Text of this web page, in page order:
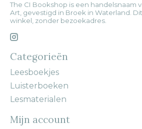
The CI Bookshop is een handelsnaam
Art, gevestigd in Broek in Waterland.
winkel, zonder bezoekadres.
Categorieën
Leesboekjes
Luisterboeken
Lesmaterialen
Mijn account